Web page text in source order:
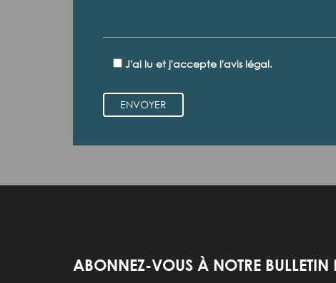
J'ai lu et j'accepte l'avis légal.
ENVOYER
ABONNEZ-VOUS À NOTRE